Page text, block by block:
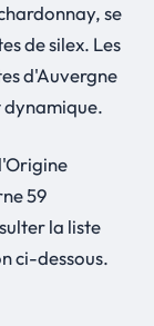
se
de silex. Les
d'Auvergne
59
la liste
ci-dessous.